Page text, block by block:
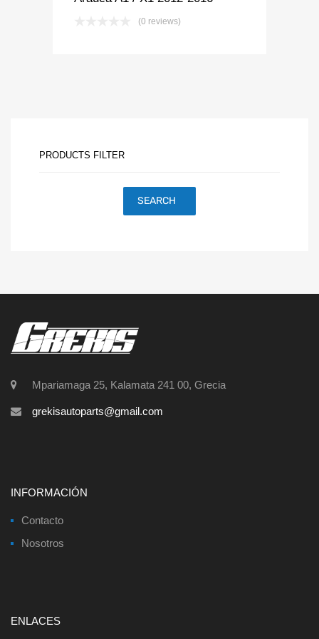
(0 reviews)
PRODUCTS FILTER
SEARCH
Mpariamaga 25, Kalamata 241 00, Grecia
grekisautoparts@gmail.com
INFORMACIÓN
Contacto
Nosotros
ENLACES